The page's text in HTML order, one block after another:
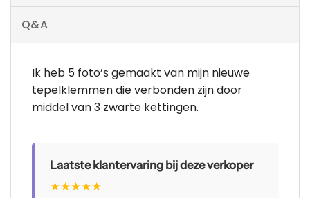
Q&A
Ik heb 5 foto’s gemaakt van mijn nieuwe
tepelklemmen die verbonden zijn door
middel van 3 zwarte kettingen.
Laatste klantervaring bij deze verkoper
★★★★★